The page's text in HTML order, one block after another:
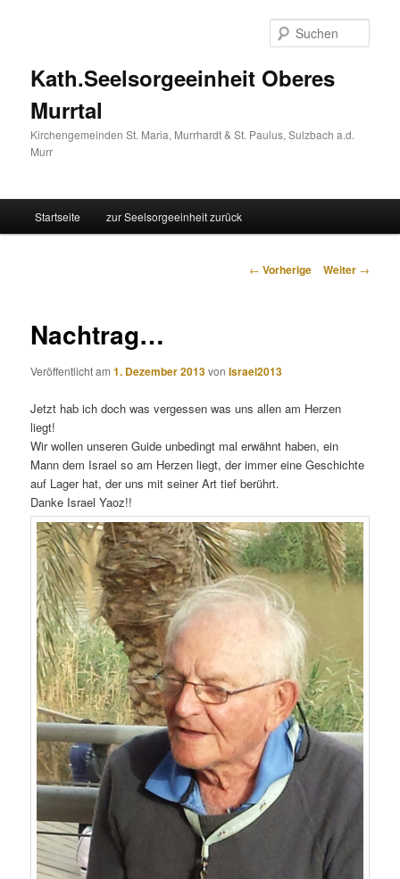
Kath.Seelsorgeeinheit Oberes
Murrtal
Kirchengemeinden St. Maria, Murrhardt & St. Paulus, Sulzbach a.d.
Murr
Zum
Startseite zur Seelsorgeeinheit zurück
Beitrags-
← Vorherige Weiter →
Nachtrag…
Veröffentlicht am1. Dezember 2013vonIsrael2013
Jetzt hab ich doch was vergessen was uns allen am Herzen
liegt!
Wir wollen unseren Guide unbedingt mal erwähnt haben, ein
Mann dem Israel so am Herzen liegt, der immer eine Geschichte
auf Lager hat, der uns mit seiner Art tief berührt.
Danke Israel Yaoz!!